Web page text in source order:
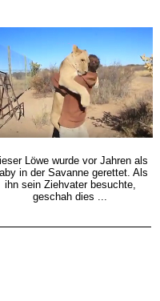
Löwe wurde vor Jahren als
in der Savanne gerettet. Als
ihn sein Ziehvater besuchte,
geschah dies ...